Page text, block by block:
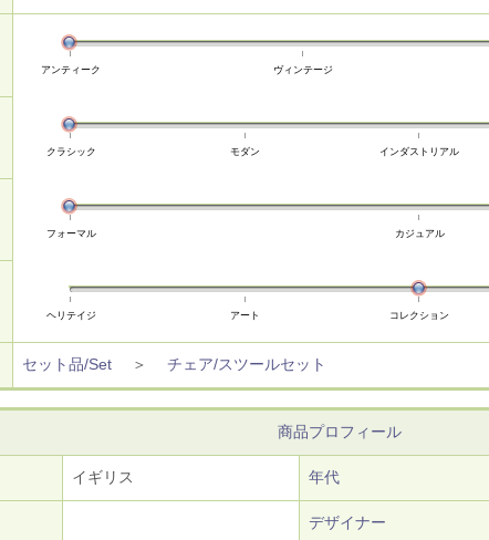
アンティーク ヴィンテージ
クラシック モダン インダストリアル
フォーマル カジュアル
ヘリテイジ アート コレクション
セット品/Set ＞ チェア/スツールセット
商品プロフィール
イギリス 年代
デザイナー